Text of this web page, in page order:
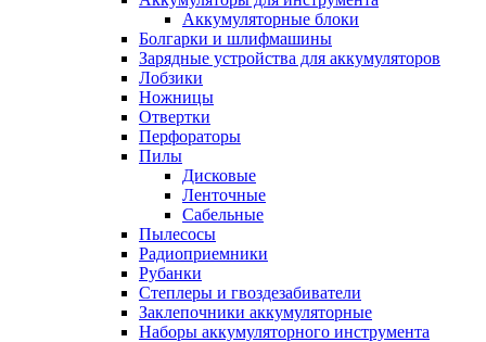
Аккумуляторные блоки
Болгарки и шлифмашины
Зарядные устройства для аккумуляторов
Лобзики
Ножницы
Отвертки
Перфораторы
Пилы
Дисковые
Ленточные
Сабельные
Пылесосы
Радиоприемники
Рубанки
Степлеры и гвоздезабиватели
Заклепочники аккумуляторные
Наборы аккумуляторного инструмента